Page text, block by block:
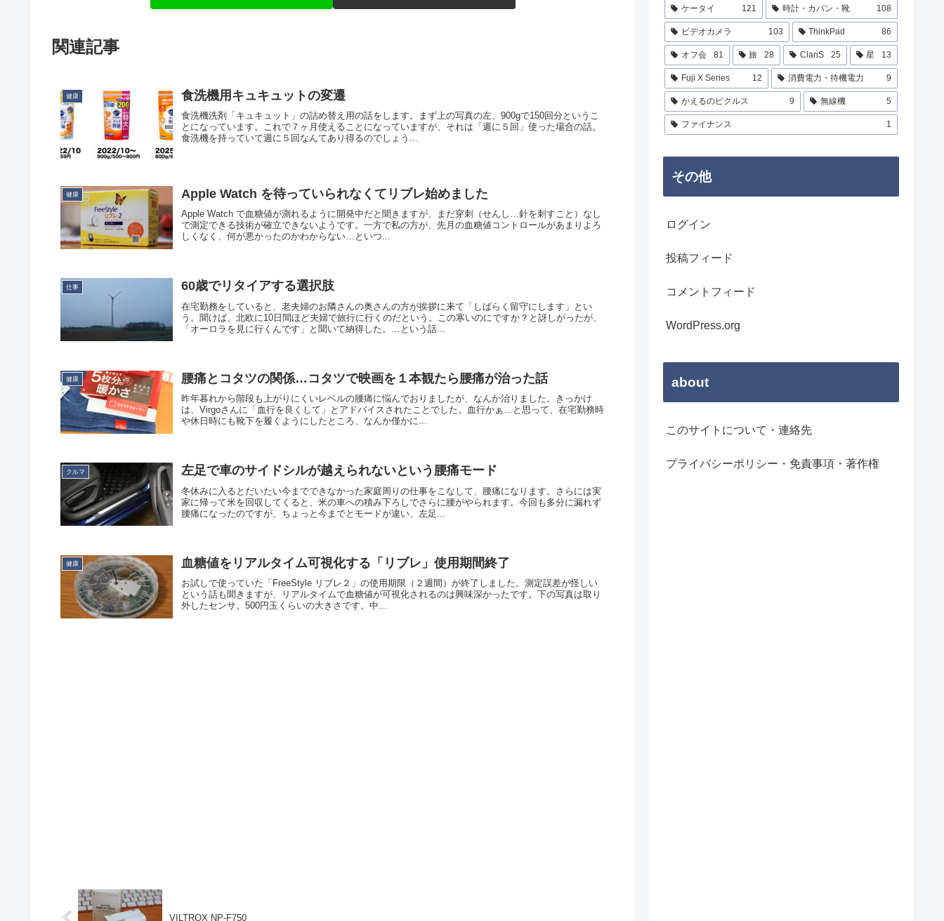
関連記事
健康 食洗機用キュキュットの変遷
食洗機洗剤「キュキュット」の詰め替え用の話をします。まず上の写真の左、900gで150回分というこ
とになっています。これで７ヶ月使えることになっていますが、それは「週に５回」使った場合の話。
食洗機を持っていて週に５回なんてあり得るのでしょう...
健康 Apple Watch を待っていられなくてリブレ始めました
Apple Watch で血糖値が測れるように開発中だと聞きますが、まだ穿刺（せんし…針を刺すこと）なし
で測定できる技術が確立できないようです。一方で私の方が、先月の血糖値コントロールがあまりよろ
しくなく、何が悪かったのかわからない…といつ...
仕事 60歳でリタイアする選択肢
在宅勤務をしていると、老夫婦のお隣さんの奥さんの方が挨拶に来て「しばらく留守にします」とい
う。聞けば、北欧に10日間ほど夫婦で旅行に行くのだという。この寒いのにですか？と訝しがったが、
「オーロラを見に行くんです」と聞いて納得した。…という話...
健康 腰痛とコタツの関係…コタツで映画を１本観たら腰痛が治った話
昨年暮れから階段も上がりにくいレベルの腰痛に悩んでおりましたが、なんか治りました。きっかけ
は、Virgoさんに「血行を良くして」とアドバイスされたことでした。血行かぁ…と思って、在宅勤務時
や休日時にも靴下を履くようにしたところ、なんか僅かに...
クルマ 左足で車のサイドシルが越えられないという腰痛モード
冬休みに入るとだいたい今までできなかった家庭周りの仕事をこなして、腰痛になります。さらには実
家に帰って米を回収してくると、米の車への積み下ろしでさらに腰がやられます。今回も多分に漏れず
腰痛になったのですが、ちょっと今までとモードが違い、左足...
健康 血糖値をリアルタイム可視化する「リブレ」使用期間終了
お試しで使っていた「FreeStyle リブレ２」の使用期限（２週間）が終了しました。測定誤差が怪しい
という話も聞きますが、リアルタイムで血糖値が可視化されるのは興味深かったです。下の写真は取り
外したセンサ。500円玉くらいの大きさです。中...
VILTROX NP-F750
ケータイ 121 時計・カバン・靴 108
ビデオカメラ 103 ThinkPad 86
オフ会 81 旅 28 ClariS 25 星 13
Fuji X Series 12 消費電力・待機電力 9
かえるのピクルス 9 無線機 5
ファイナンス 1
その他
ログイン
投稿フィード
コメントフィード
WordPress.org
about
このサイトについて・連絡先
プライバシーポリシー・免責事項・著作権